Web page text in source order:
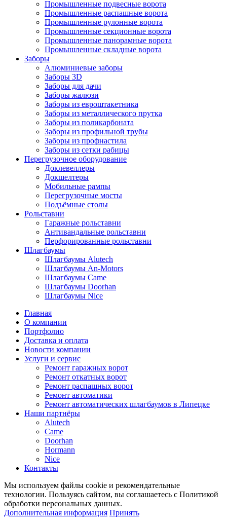
Промышленные подвесные ворота
Промышленные распашные ворота
Промышленные рулонные ворота
Промышленные секционные ворота
Промышленные панорамные ворота
Промышленные складные ворота
Заборы
Алюминиевые заборы
Заборы 3D
Заборы для дачи
Заборы жалюзи
Заборы из евроштакетника
Заборы из металлического прутка
Заборы из поликарбоната
Заборы из профильной трубы
Заборы из профнастила
Заборы из сетки рабицы
Перегрузочное оборудование
Доклевеллеры
Докшелтеры
Мобильные рампы
Перегрузочные мосты
Подъёмные столы
Рольставни
Гаражные рольставни
Антивандальные рольставни
Перфорированные рольставни
Шлагбаумы
Шлагбаумы Alutech
Шлагбаумы An-Motors
Шлагбаумы Came
Шлагбаумы Doorhan
Шлагбаумы Nice
Главная
О компании
Портфолио
Доставка и оплата
Новости компании
Услуги и сервис
Ремонт гаражных ворот
Ремонт откатных ворот
Ремонт распашных ворот
Ремонт автоматики
Ремонт автоматических шлагбаумов в Липецке
Наши партнёры
Alutech
Came
Doorhan
Hormann
Nice
Контакты
Мы используем файлы cookie и рекомендательные
технологии. Пользуясь сайтом, вы соглашаетесь с Политикой
обработки персональных данных.
Дополнительная информация Принять